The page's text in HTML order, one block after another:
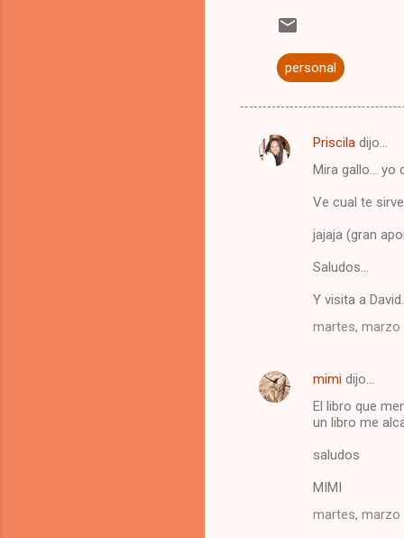
personal
C
o
s
Priscila dijo…
Mira gallo... yo
Ve cual te
jajaja (gran
Saludos...
Y visita a
martes, marzo
mimi dijo…
El libro que
un libro me
saludos
MIMI
martes, marzo